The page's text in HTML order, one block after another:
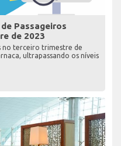
Passageiros
de 2023
no terceiro trimestre de
ultrapassando os níveis